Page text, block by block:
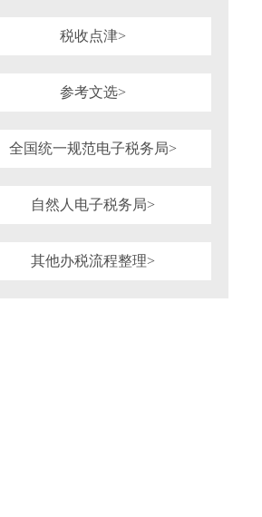
税收点津>
参考文选>
全国统一规范电子税务局>
自然人电子税务局>
其他办税流程整理>